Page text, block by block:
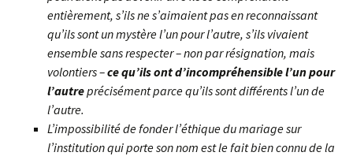
entièrement, s’ils ne s’aimaient pas en reconnaissant
qu’ils sont un mystère l’un pour l’autre, s’ils vivaient
ensemble sans respecter – non par résignation, mais
volontiers –ce qu’ils ont d’incompréhensible l’un pour
l’autreprécisément parce qu’ils sont différents l’un de
l’autre.
L’impossibilité de fonder l’éthique du mariage sur
l’institution qui porte son nom est le fait bien connu de la